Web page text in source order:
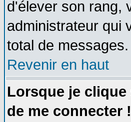
d'élever son rang,
administrateur qui
total de messages.
Revenir en haut
Lorsque je
de me connecter !